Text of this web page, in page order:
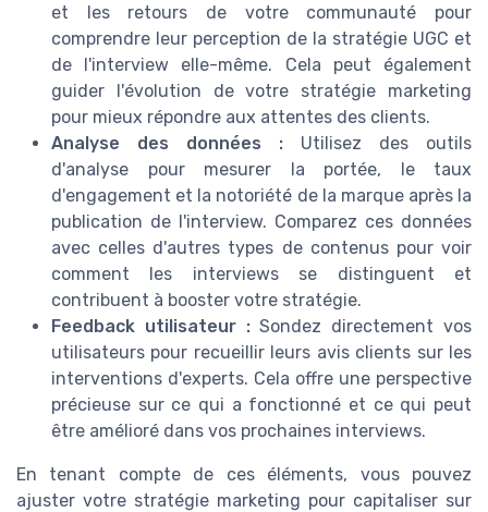
et les retours de votre communauté pour
comprendre leur perception de la stratégie UGC et
de l'interview elle-même. Cela peut également
guider l'évolution de votre stratégie marketing
pour mieux répondre aux attentes des clients.
Analyse des données : Utilisez des outils
d'analyse pour mesurer la portée, le taux
d'engagement et la notoriété de la marque après la
publication de l'interview. Comparez ces données
avec celles d'autres types de contenus pour voir
comment les interviews se distinguent et
contribuent à booster votre stratégie.
Feedback utilisateur :Sondez directement vos
utilisateurs pour recueillir leurs avis clients sur les
interventions d'experts. Cela offre une perspective
précieuse sur ce qui a fonctionné et ce qui peut
être amélioré dans vos prochaines interviews.
En tenant compte de ces éléments, vous pouvez
ajuster votre stratégie marketing pour capitaliser sur